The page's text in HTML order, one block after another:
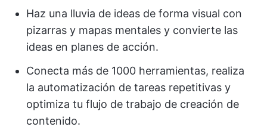
Haz una lluvia de ideas de forma visual con
pizarras y mapas mentales y convierte las
ideas en planes de acción.
Conecta más de 1000 herramientas, realiza
la automatización de tareas repetitivas y
optimiza tu flujo de trabajo de creación de
contenido.